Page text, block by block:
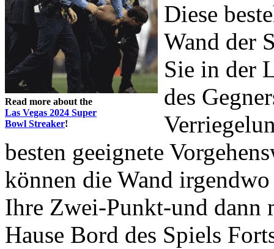
Read more about the
Las Vegas 2024 Super
Bowl Streaker!
Diese
Wand der
Sie in der
des
besten geeignete
können die Wand
Ihre Zwei-Punkt-und dann
Hause Bord des Spiels